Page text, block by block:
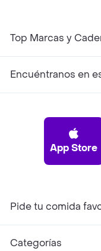
Top Marcas y
Encuéntranos en
App Store
Pide tu comida
Categorías